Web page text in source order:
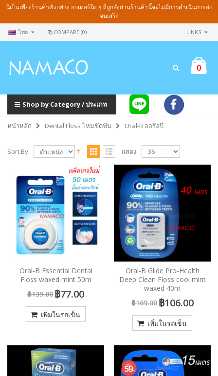
นี่เป็นเพียงร้านค้าตัวอย่าง ออเดอร์ใด ๆ ที่ถูกสั่งผ่านร้านค้านี้จะไม่มีการดำเนินการต่อ
จนเสร็จ
ไทย COMPARE (0) LINKS
0
Shop by Category / ประเภท
หน้าหลัก Dental Floss ไหมขัดฟัน Oral-B ออรัลบี
Sort By: แสดง:
Oral-B Essential Dental
Floss waxed mint 50m
฿139.00 ฿77.00
เพิ่มในรถเข็น
Oral-B Glide Pro-Health
Deep Clean Floss cool mint
waxed 40m
฿169.00 ฿106.00
เพิ่มในรถเข็น